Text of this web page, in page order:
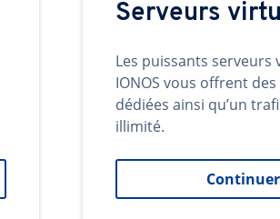
Serveurs
Les puissants serveurs
IONOS vous offrent
dédiées ainsi qu’un
illimité.
Continuer